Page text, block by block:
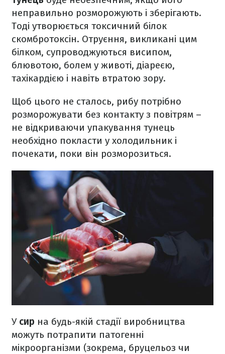
неправильно розморожують і зберігають.
Тоді утворюється токсичний білок
скомбротоксін. Отруєння, викликані цим
білком, супроводжуються висипом,
блювотою, болем у животі, діареєю,
тахікардією і навіть втратою зору.
Щоб цього не сталось, рибу потрібно
розморожувати без контакту з повітрям –
не відкриваючи упакування тунець
необхідно покласти у холодильник і
почекати, поки він розморозиться.
У сир на будь-якій стадії виробництва
можуть потрапити патогенні
мікроорганізми (зокрема, бруцельоз чи